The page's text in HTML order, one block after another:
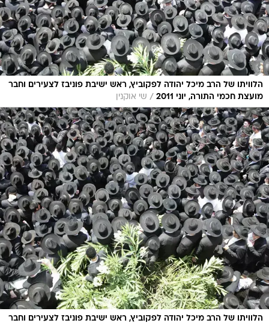
הלוויתו של הרב מיכל יהודה לפקוביץ, ראש ישיבת פוניבז לצעירים וחבר
מועצת חכמי התורה, יוני 2011
/ שי אוקנין
הלוויתו של הרב מיכל יהודה לפקוביץ, ראש ישיבת פוניבז לצעירים וחבר